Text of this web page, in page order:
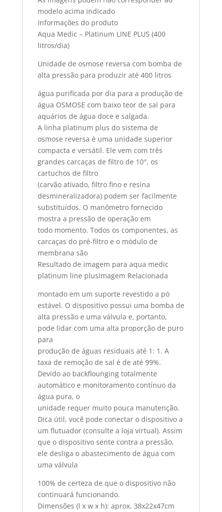
modelo acima indicado
Informações do produto
Aqua Medic – Platinum LINE PLUS (400
litros/dia)
Unidade de osmose reversa com bomba de
alta pressão para produzir até 400 litros
água purificada por dia para a produção de
água OSMOSE com baixo teor de sal para
aquários de água doce e salgada.
A linha platinum plus do sistema de
osmose reversa é uma unidade superior
compacta e versátil. Ele vem com três
grandes carcaças de filtro de 10″, os
cartuchos de filtro
(carvão ativado, filtro fino e resina
desmineralizadora) podem ser facilmente
substituídos. O manômetro fornecido
mostra a pressão de operação em
todo momento. Todos os componentes, as
carcaças do pré-filtro e o módulo de
membrana são
Resultado de imagem para aqua medic
platinum line plusImagem Relacionada
montado em um suporte revestido a pó
estável. O dispositivo possui uma bomba de
alta pressão e uma válvula e, portanto,
pode lidar com uma alta proporção de puro
para
produção de águas residuais até 1: 1. A
taxa de remoção de sal é de até 99%.
Devido ao backflounging totalmente
automático e monitoramento contínuo da
água pura, o
unidade requer muito pouca manutenção.
Dica útil, você pode conectar o dispositivo a
um flutuador (consulte a loja virtual). Assim
que o dispositivo sente contra a pressão,
ele desliga o abastecimento de água com
uma válvula
100% de certeza de que o dispositivo não
continuará funcionando.
Dimensões (l x w x h): aprox. 38x22x47cm